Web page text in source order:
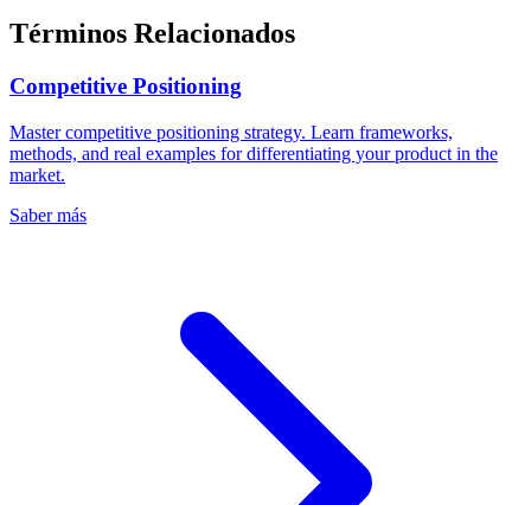
Términos Relacionados
Competitive Positioning
Master competitive positioning strategy. Learn frameworks,
methods, and real examples for differentiating your product in the
market.
Saber más